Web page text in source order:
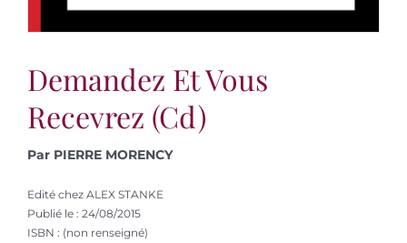
Demandez Et Vous
Recevrez (cd)
Par PIERRE MORENCY
Edité chez ALEX STANKE
Publié le : 24/08/2015
ISBN : (non renseigné)